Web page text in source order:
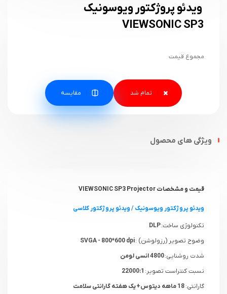
ویدئو پروژکتور ویوسونیک
VIEWSONIC SP3
مجموع قیمت
مقایسه
ویژگی های محصول
قیمت و مشخصات VIEWSONIC SP3 Projector
ویدئو پروژکتور ویوسونیک/ویدئو پروژکتور کلاسی
تکنولوژی ساخت:DLP
وضوح تصویر (رزولوشن) :
شدت روشنایی:4800 انسی لومن
نسبت کنتراست تصویر:
گارانتی: